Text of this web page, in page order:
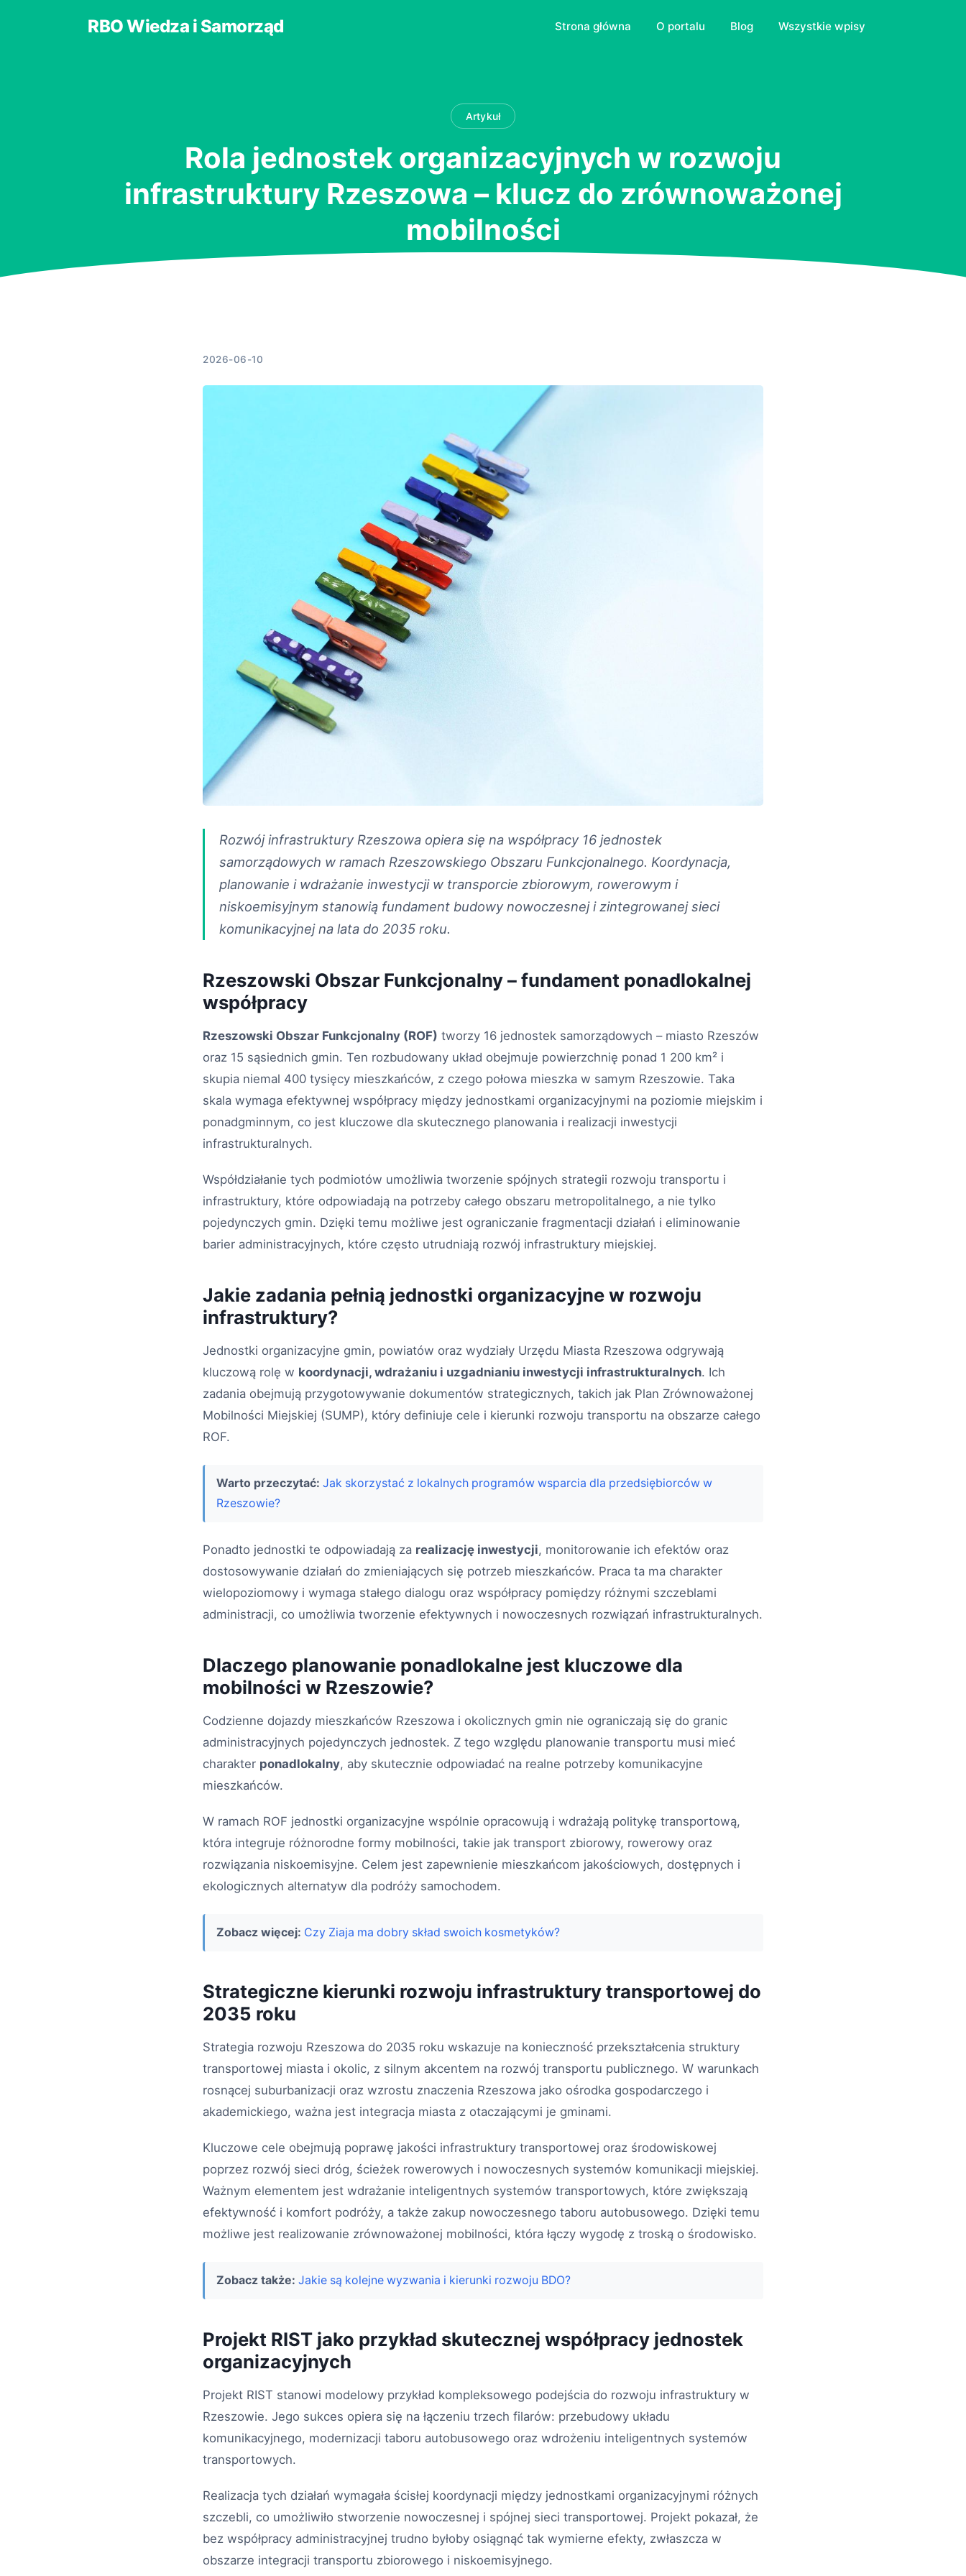
RBO Wiedza i Samorząd Strona główna O portalu Blog Wszystkie wpisy
Artykuł
Rola jednostek organizacyjnych w rozwoju
infrastruktury Rzeszowa – klucz do zrównoważonej
mobilności
2026-06-10
Rozwój infrastruktury Rzeszowa opiera się na współpracy 16 jednostek
samorządowych w ramach Rzeszowskiego Obszaru Funkcjonalnego. Koordynacja,
planowanie i wdrażanie inwestycji w transporcie zbiorowym, rowerowym i
niskoemisyjnym stanowią fundament budowy nowoczesnej i zintegrowanej sieci
komunikacyjnej na lata do 2035 roku.
Rzeszowski Obszar Funkcjonalny – fundament ponadlokalnej
współpracy
Rzeszowski Obszar Funkcjonalny (ROF) tworzy 16 jednostek samorządowych – miasto Rzeszów
oraz 15 sąsiednich gmin. Ten rozbudowany układ obejmuje powierzchnię ponad 1 200 km² i
skupia niemal 400 tysięcy mieszkańców, z czego połowa mieszka w samym Rzeszowie. Taka
skala wymaga efektywnej współpracy między jednostkami organizacyjnymi na poziomie miejskim i
ponadgminnym, co jest kluczowe dla skutecznego planowania i realizacji inwestycji
infrastrukturalnych.
Współdziałanie tych podmiotów umożliwia tworzenie spójnych strategii rozwoju transportu i
infrastruktury, które odpowiadają na potrzeby całego obszaru metropolitalnego, a nie tylko
pojedynczych gmin. Dzięki temu możliwe jest ograniczanie fragmentacji działań i eliminowanie
barier administracyjnych, które często utrudniają rozwój infrastruktury miejskiej.
Jakie zadania pełnią jednostki organizacyjne w rozwoju
infrastruktury?
Jednostki organizacyjne gmin, powiatów oraz wydziały Urzędu Miasta Rzeszowa odgrywają
kluczową rolę w koordynacji, wdrażaniu i uzgadnianiu inwestycji infrastrukturalnych. Ich
zadania obejmują przygotowywanie dokumentów strategicznych, takich jak Plan Zrównoważonej
Mobilności Miejskiej (SUMP), który definiuje cele i kierunki rozwoju transportu na obszarze całego
ROF.
Warto przeczytać: Jak skorzystać z lokalnych programów wsparcia dla przedsiębiorców w
Rzeszowie?
Ponadto jednostki te odpowiadają za realizację inwestycji, monitorowanie ich efektów oraz
dostosowywanie działań do zmieniających się potrzeb mieszkańców. Praca ta ma charakter
wielopoziomowy i wymaga stałego dialogu oraz współpracy pomiędzy różnymi szczeblami
administracji, co umożliwia tworzenie efektywnych i nowoczesnych rozwiązań infrastrukturalnych.
Dlaczego planowanie ponadlokalne jest kluczowe dla
mobilności w Rzeszowie?
Codzienne dojazdy mieszkańców Rzeszowa i okolicznych gmin nie ograniczają się do granic
administracyjnych pojedynczych jednostek. Z tego względu planowanie transportu musi mieć
charakter ponadlokalny, aby skutecznie odpowiadać na realne potrzeby komunikacyjne
mieszkańców.
W ramach ROF jednostki organizacyjne wspólnie opracowują i wdrażają politykę transportową,
która integruje różnorodne formy mobilności, takie jak transport zbiorowy, rowerowy oraz
rozwiązania niskoemisyjne. Celem jest zapewnienie mieszkańcom jakościowych, dostępnych i
ekologicznych alternatyw dla podróży samochodem.
Zobacz więcej: Czy Ziaja ma dobry skład swoich kosmetyków?
Strategiczne kierunki rozwoju infrastruktury transportowej do
2035 roku
Strategia rozwoju Rzeszowa do 2035 roku wskazuje na konieczność przekształcenia struktury
transportowej miasta i okolic, z silnym akcentem na rozwój transportu publicznego. W warunkach
rosnącej suburbanizacji oraz wzrostu znaczenia Rzeszowa jako ośrodka gospodarczego i
akademickiego, ważna jest integracja miasta z otaczającymi je gminami.
Kluczowe cele obejmują poprawę jakości infrastruktury transportowej oraz środowiskowej
poprzez rozwój sieci dróg, ścieżek rowerowych i nowoczesnych systemów komunikacji miejskiej.
Ważnym elementem jest wdrażanie inteligentnych systemów transportowych, które zwiększają
efektywność i komfort podróży, a także zakup nowoczesnego taboru autobusowego. Dzięki temu
możliwe jest realizowanie zrównoważonej mobilności, która łączy wygodę z troską o środowisko.
Zobacz także: Jakie są kolejne wyzwania i kierunki rozwoju BDO?
Projekt RIST jako przykład skutecznej współpracy jednostek
organizacyjnych
Projekt RIST stanowi modelowy przykład kompleksowego podejścia do rozwoju infrastruktury w
Rzeszowie. Jego sukces opiera się na łączeniu trzech filarów: przebudowy układu
komunikacyjnego, modernizacji taboru autobusowego oraz wdrożeniu inteligentnych systemów
transportowych.
Realizacja tych działań wymagała ścisłej koordynacji między jednostkami organizacyjnymi różnych
szczebli, co umożliwiło stworzenie nowoczesnej i spójnej sieci transportowej. Projekt pokazał, że
bez współpracy administracyjnej trudno byłoby osiągnąć tak wymierne efekty, zwłaszcza w
obszarze integracji transportu zbiorowego i niskoemisyjnego.